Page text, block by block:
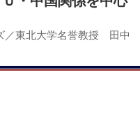
／東北大学名誉教授 田中